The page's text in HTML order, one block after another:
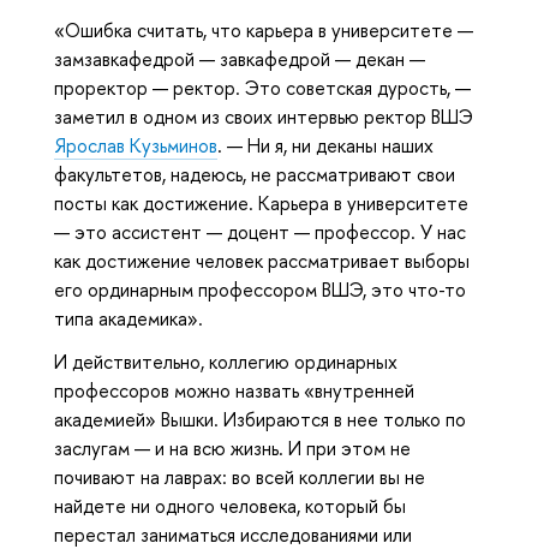
«Ошибка считать, что карьера в университете —
замзавкафедрой — завкафедрой — декан —
проректор — ректор. Это советская дурость, —
заметил в одном из своих интервью ректор ВШЭ
Ярослав Кузьминов. — Ни я, ни деканы наших
факультетов, надеюсь, не рассматривают свои
посты как достижение. Карьера в университете
— это ассистент — доцент — профессор. У нас
как достижение человек рассматривает выборы
его ординарным профессором ВШЭ, это что-то
типа академика».
И действительно, коллегию ординарных
профессоров можно назвать «внутренней
академией» Вышки. Избираются в нее только по
заслугам — и на всю жизнь. И при этом не
почивают на лаврах: во всей коллегии вы не
найдете ни одного человека, который бы
перестал заниматься исследованиями или